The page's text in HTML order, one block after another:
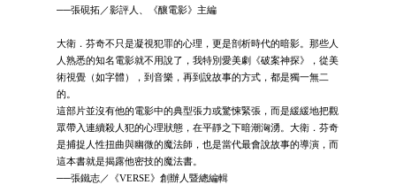
──張硯拓／影評人、《釀電影》主編
大衛．芬奇不只是凝視犯罪的心理，更是剖析時代的暗影。那些人
人熟悉的知名電影就不用說了，我特別愛美劇《破案神探》，從美
術視覺（如字體），到音樂，再到說故事的方式，都是獨一無二
的。
這部片並沒有他的電影中的典型張力或驚悚緊張，而是緩緩地把觀
眾帶入連續殺人犯的心理狀態，在平靜之下暗潮洶湧。大衛．芬奇
是捕捉人性扭曲與幽微的魔法師，也是當代最會說故事的導演，而
這本書就是揭露他密技的魔法書。
──張鐵志／《VERSE》創辦人暨總編輯